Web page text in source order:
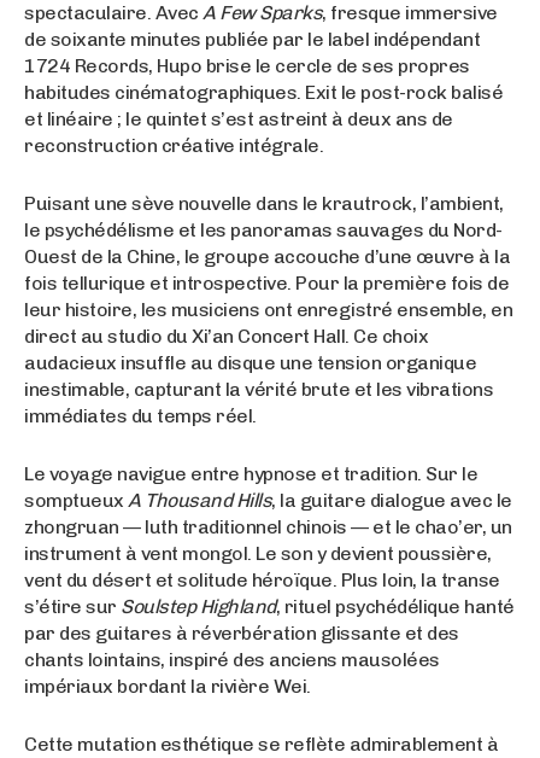
spectaculaire. Avec A Few Sparks, fresque immersive
de soixante minutes publiée par le label indépendant
1724 Records, Hupo brise le cercle de ses propres
habitudes cinématographiques. Exit le post-rock balisé
et linéaire ; le quintet s’est astreint à deux ans de
reconstruction créative intégrale.
Puisant une sève nouvelle dans le krautrock, l’ambient,
le psychédélisme et les panoramas sauvages du Nord-
Ouest de la Chine, le groupe accouche d’une œuvre à la
fois tellurique et introspective. Pour la première fois de
leur histoire, les musiciens ont enregistré ensemble, en
direct au studio du Xi’an Concert Hall. Ce choix
audacieux insuffle au disque une tension organique
inestimable, capturant la vérité brute et les vibrations
immédiates du temps réel.
Le voyage navigue entre hypnose et tradition. Sur le
somptueux A Thousand Hills, la guitare dialogue avec le
zhongruan — luth traditionnel chinois — et le chao’er, un
instrument à vent mongol. Le son y devient poussière,
vent du désert et solitude héroïque. Plus loin, la transe
s’étire sur Soulstep Highland, rituel psychédélique hanté
par des guitares à réverbération glissante et des
chants lointains, inspiré des anciens mausolées
impériaux bordant la rivière Wei.
Cette mutation esthétique se reflète admirablement à